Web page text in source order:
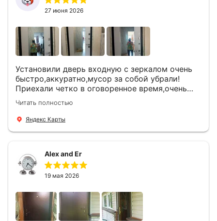
27 июня 2026
Установили дверь входную с зеркалом очень
быстро,аккуратно,мусор за собой убрали!
Приехали четко в оговоренное время,очень
вежливые,деликатные рабочие .Все
понравилось и дверь ,и работа и цена!
Читать полностью
Яндекс Карты
Alex and Er
19 мая 2026